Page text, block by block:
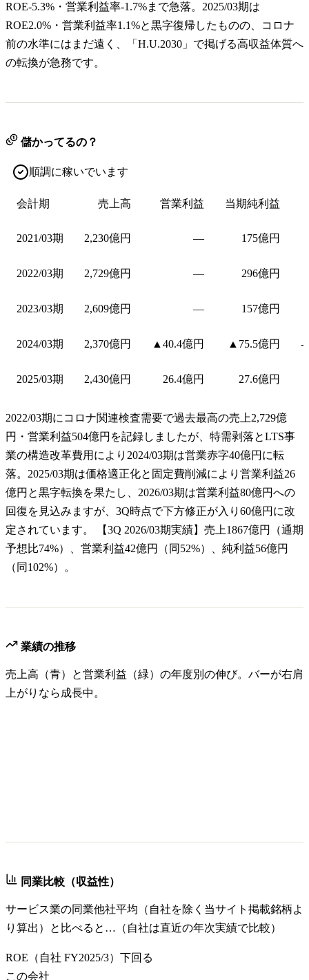
ROE-5.3%・営業利益率-1.7%まで急落。2025/03期は
ROE2.0%・営業利益率1.1%と黒字復帰したものの、コロナ
前の水準にはまだ遠く、「H.U.2030」で掲げる高収益体質へ
の転換が急務です。
儲かってるの？
順調に稼いでいます
会計期 売上高 営業利益 当期純利益
2021/03期 2,230億円 — 175億円
2022/03期 2,729億円 — 296億円
2023/03期 2,609億円 — 157億円
2024/03期 2,370億円 ▲40.4億円 ▲75.5億円 -
2025/03期 2,430億円 26.4億円 27.6億円
2022/03期にコロナ関連検査需要で過去最高の売上2,729億
円・営業利益504億円を記録しましたが、特需剥落とLTS事
業の構造改革費用により2024/03期は営業赤字40億円に転
落。2025/03期は価格適正化と固定費削減により営業利益26
億円と黒字転換を果たし、2026/03期は営業利益80億円への
回復を見込みますが、3Q時点で下方修正が入り60億円に改
定されています。 【3Q 2026/03期実績】売上1867億円（通期
予想比74%）、営業利益42億円（同52%）、純利益56億円
（同102%）。
業績の推移
売上高（青）と営業利益（緑）の年度別の伸び。バーが右肩
上がりなら成長中。
同業比較（収益性）
サービス業の同業他社平均（自社を除く当サイト掲載銘柄よ
り算出）と比べると…（自社は直近の年次実績で比較）
ROE （自社 FY2025/3） 下回る
この会社